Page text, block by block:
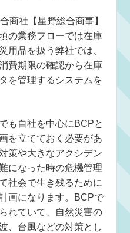
商社【星野総合商事】
の業務フローでは在庫
用品を扱う弊社では、
費期限の確認から在庫
を管理するシステムを
も自社を中心にBCPと
を立てておく必要があ
策や大きなアクシデン
になった時の危機管理
社会で生き残るために
画になります。BCPで
れていて、自然災害の
、台風などの対策とし